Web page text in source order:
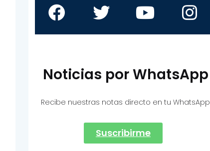
Noticias por WhatsApp
Recibe nuestras notas directo en tu WhatsApp
Suscribirme